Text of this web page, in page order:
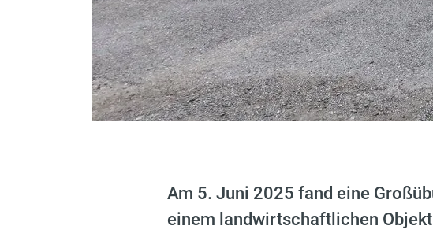
Am 5. Juni 2025 fand eine
einem landwirtschaftlichen